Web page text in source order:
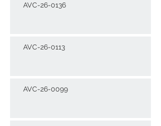
AVC-26-0136
AVC-26-0113
AVC-26-0099